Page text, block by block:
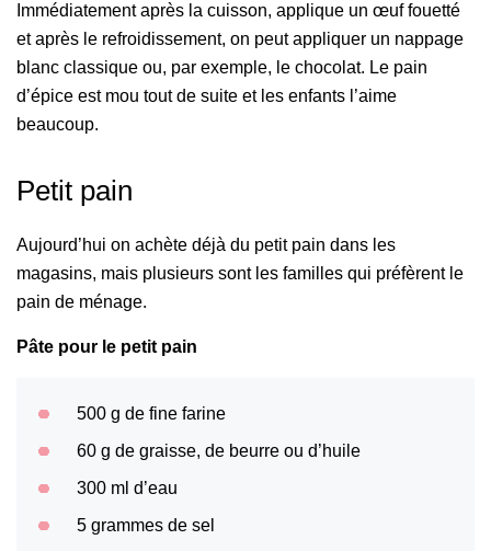
Immédiatement après la cuisson, applique un œuf fouetté
et après le refroidissement, on peut appliquer un nappage
blanc classique ou, par exemple, le chocolat. Le pain
d’épice est mou tout de suite et les enfants l’aime
beaucoup.
Petit pain
Aujourd’hui on achète déjà du petit pain dans les
magasins, mais plusieurs sont les familles qui préfèrent le
pain de ménage.
Pâte pour le petit pain
500 g de fine farine
60 g de graisse, de beurre ou d’huile
300 ml d’eau
5 grammes de sel